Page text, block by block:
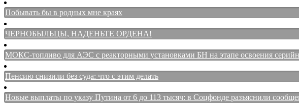
Побывать бы в родных мне краях
ЧЕРНОБЫЛЬЦЫ, НАДЕНЬТЕ ОРДЕНА!
МОКС-топливо для АЭС с реакторными установками БН на этапе освоения
Пенсию снизили без суда: что с этим делать
Новые выплаты по указу Путина от 6 до 113 тысяч: в Соцфонде разъяснили